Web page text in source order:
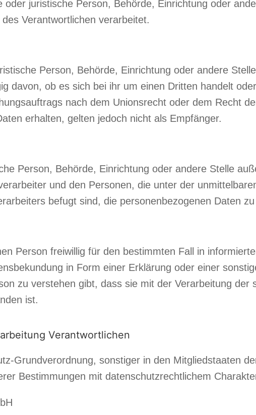
juristische Person, Behörde, Einrichtung oder
Verantwortlichen verarbeitet.
Person, Behörde, Einrichtung oder andere
davon, ob es sich bei ihr um einen Dritten handelt
nach dem Unionsrecht oder dem Recht
erhalten, gelten jedoch nicht als Empfänger.
Person, Behörde, Einrichtung oder andere Stelle
und den Personen, die unter der
befugt sind, die personenbezogenen Daten
Person freiwillig für den bestimmten Fall in
in Form einer Erklärung oder einer
zu verstehen gibt, dass sie mit der Verarbeitung der
ist.
Verantwortlichen
Grundverordnung, sonstiger in den Mitgliedstaaten
Bestimmungen mit datenschutzrechtlichem